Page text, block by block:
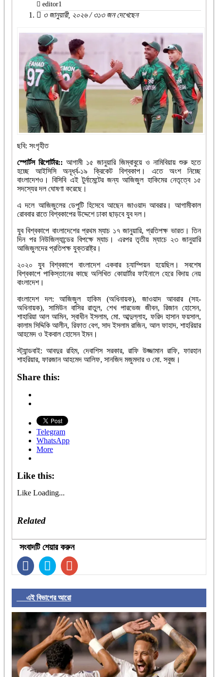
editor1
৩ জানুয়ারী, ২০২৬ / ৩১৩ জন দেখেছেন
ছবি: সংগৃহীত
স্পোর্টস রিপোর্টার:: আগামী ১৫ জানুয়ারি জিম্বাবুয়ে ও নামিবিয়ায় শুরু হতে
হচ্ছে আইসিসি অনূর্ধ্ব-১৯ ক্রিকেট বিশ্বকাপ। এতে অংশ নিচ্ছে
বাংলাদেশও। বিসিবি এই টুর্নামেন্টের জন্য আজিজুল হাকিমের নেতৃত্বে ১৫
সদস্যের দল ঘোষণা করেছে।
এ দলে আজিজুলের ডেপুটি হিসেবে আছেন জাওয়াদ আবরার। আগামীকাল
রোববার রাতে বিশ্বকাপের উদ্দেশে ঢাকা ছাড়বে যুব দল।
যুব বিশ্বকাপে বাংলাদেশের প্রথম ম্যাচ ১৭ জানুয়ারি, প্রতিপক্ষ ভারত। তিন
দিন পর নিউজিল্যান্ডের বিপক্ষে ম্যাচ। এরপর তৃতীয় ম্যাচে ২৩ জানুয়ারি
আজিজুলদের প্রতিপক্ষ যুক্তরাষ্ট্র।
২০২০ যুব বিশ্বকাপে বাংলাদেশ একবার চ্যাম্পিয়ন হয়েছিল। সবশেষ
বিশ্বকাপে পাকিস্তানের কাছে অলিখিত কোয়ার্টার ফাইনালে হেরে বিদায় নেয়
বাংলাদেশ।
বাংলাদেশ দল: আজিজুল হাকিম (অধিনায়ক), জাওয়াদ আবরার (সহ-
অধিনায়ক), সামিউন বাসির রাতুল, শেখ পারভেজ জীবন, রিজান হোসেন,
শাহারিয়া আল আমিন, স্বাধীন ইসলাম, মো. আব্দুল্লাহ, ফরিদ হাসান ফয়সাল,
কালাম সিদ্দিকি আলীন, রিফাত বেগ, সাদ ইসলাম রাজিন, আল ফাহাদ, শাহরিয়ার
আহমেদ ও ইকবাল হোসেন ইমন।
স্ট্যান্ডবাই: আবদুর রহিম, দেবাশিস সরকার, রাফি উজ্জামান রাফি, ফারহান
শাহরিয়ার, ফারজান আহমেদ আলিফ, সানজিদ মজুমদার ও মো. সবুজ।
Share this:
Telegram
WhatsApp
More
Like this:
Like Loading...
Related
সংবাদটি শেয়ার করুন
এই বিভাগের আরো